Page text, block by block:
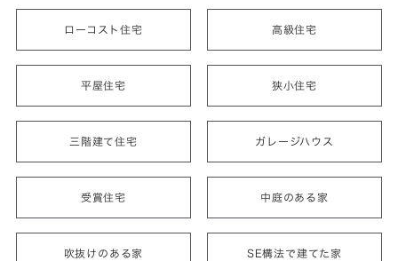
ローコスト住宅 高級住宅
平屋住宅 狭小住宅
三階建て住宅 ガレージハウス
受賞住宅 中庭のある家
吹抜けのある家 SE構法で建てた家